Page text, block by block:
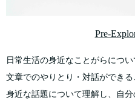
Pre-
日常生活の身近なことがらにつ
文章でのやりとり・対話ができ
身近な話題について理解し、自